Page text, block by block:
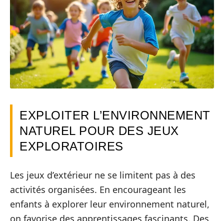
EXPLOITER L’ENVIRONNEMENT
NATUREL POUR DES JEUX
EXPLORATOIRES
Les jeux d’extérieur ne se limitent pas à des
activités organisées. En encourageant les
enfants à explorer leur environnement naturel,